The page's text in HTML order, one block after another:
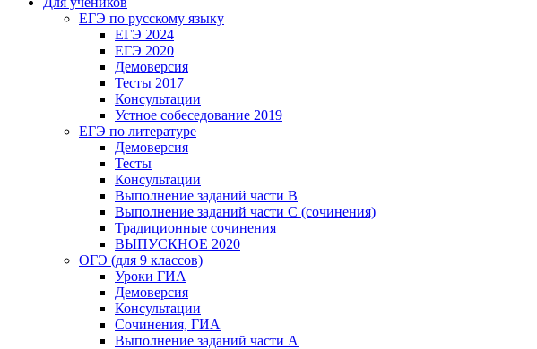
ЕГЭ по русскому языку
ЕГЭ 2024
ЕГЭ 2020
Демоверсия
Тесты 2017
Консультации
Устное собеседование 2019
ЕГЭ по литературе
Демоверсия
Тесты
Консультации
Выполнение заданий части В
Выполнение заданий части С (сочинения)
Традиционные сочинения
ВЫПУСКНОЕ 2020
ОГЭ (для 9 классов)
Уроки ГИА
Демоверсия
Консультации
Сочинения, ГИА
Выполнение заданий части А